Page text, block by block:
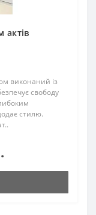
актів
виконаний із
свободу
стилю.